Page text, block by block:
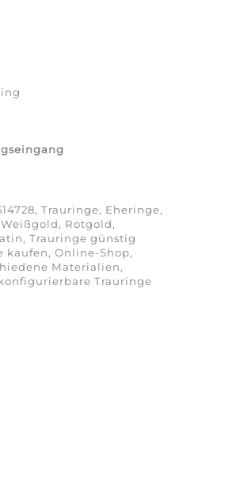
Trauringe, Eheringe,
Rotgold,
Trauringe günstig
kaufen, Online-Shop,
Materialien,
Trauringe